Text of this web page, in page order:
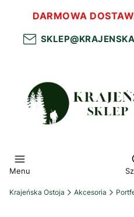
DARMOWA
Menu
Krajeńska Ostoja Akcesoria